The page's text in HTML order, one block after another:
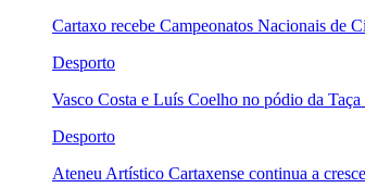
Cartaxo recebe Campeonatos Nacionais de
Desporto
Vasco Costa e Luís Coelho no pódio da
Desporto
Ateneu Artístico Cartaxense continua a